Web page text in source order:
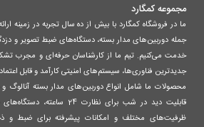
مجموعه کمگارد
ما در فروشگاه کمگارد با بیش از ده سال تجربه در زمینه
جمله دوربین‌های مدار بسته، دستگاه‌های ضبط تصویر و
خدمت می‌کنیم. تیم ما از کارشناسان حرفه‌ای و مجرب
جدیدترین فناوری‌ها، سیستم‌های امنیتی کارآمد و قابل
محصولات ما شامل انواع دوربین‌های مدار بسته آنالوگ و
ظرفیت‌های مختلف و امکانات پیشرفته برای ضبط و